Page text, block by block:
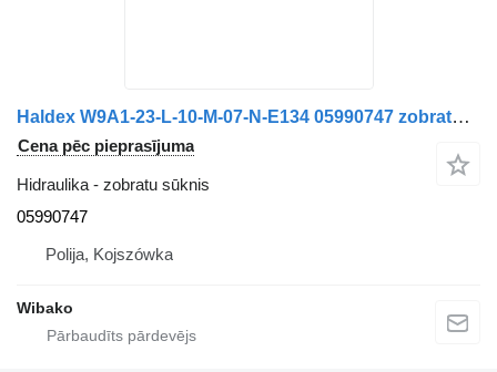
Haldex W9A1-23-L-10-M-07-N-E134 05990747 zobratu sūknis
Cena pēc pieprasījuma
Hidraulika - zobratu sūknis
05990747
Polija, Kojszówka
Wibako